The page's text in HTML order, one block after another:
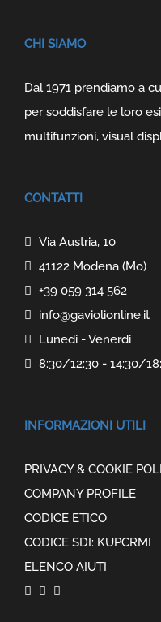
CHI SIAMO
Dal 1971 prendiamo a
per soddisfare le loro
multifunzioni, visual
CONTATTI
Via Austria, 10
41122 Modena (Mo)
+39 059 314 562
info@gaviolionline.it
Lunedi - Venerdi
8:30/12:30 - 14:30/
INFORMAZIONI UTILI
PRIVACY & COOKIE
COMPANY PROFILE
CODICE ETICO
CODICE SDI: KUPCRMI
ELENCO AIUTI